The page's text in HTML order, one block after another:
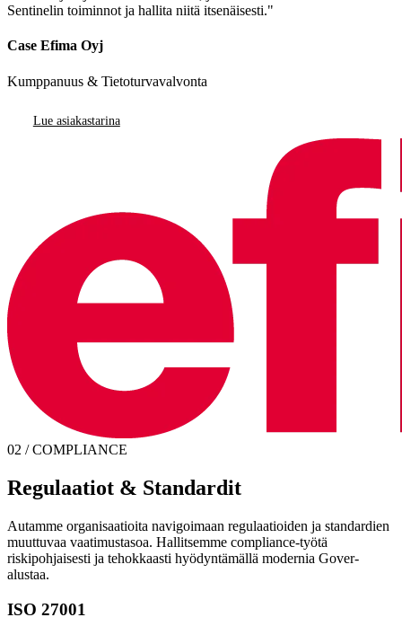
Sentinelin toiminnot ja hallita niitä itsenäisesti."
Case Efima Oyj
Kumppanuus & Tietoturvavalvonta
Lue asiakastarina
02 / COMPLIANCE
Regulaatiot & Standardit
Autamme organisaatioita navigoimaan regulaatioiden ja standardien
muuttuvaa vaatimustasoa. Hallitsemme compliance-työtä
riskipohjaisesti ja tehokkaasti hyödyntämällä modernia Gover-
alustaa.
ISO 27001